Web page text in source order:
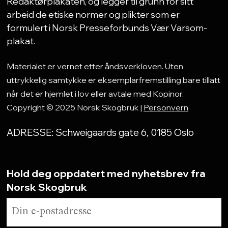
brukernavn.
Følg instruksjonene for å lage nytt
passord.
Har du fortsatt problemer med
innlogging? Ta kontakt på
abo@norsk-
skogbruk.no
arbeid de etiske normer og plikter som er
formulert i Norsk Presseforbunds Vær Varsom-
plakat.
Materialet er vernet etter åndsverkloven. Uten
uttrykkelig samtykke er eksemplarfremstilling bare tillatt
når det er hjemlet i lov eller avtale med Kopinor.
Copyright © 2025 Norsk Skogbruk | Personvern
ADRESSE: Schweigaards gate 6, 0185 Oslo
Hold deg oppdatert med nyhetsbrev fra
Norsk Skogbruk